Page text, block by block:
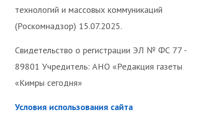
технологий и массовых коммуникаций
(Роскомнадзор) 15.07.2025.
Свидетельство о регистрации ЭЛ № ФС 77 -
89801 Учредитель: АНО «Редакция газеты
«Кимры сегодня»
Условия использования сайта